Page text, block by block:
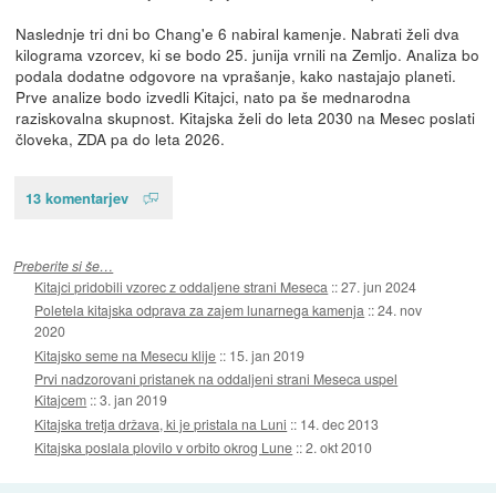
Naslednje tri dni bo Chang'e 6 nabiral kamenje. Nabrati želi dva
kilograma vzorcev, ki se bodo 25. junija vrnili na Zemljo. Analiza bo
podala dodatne odgovore na vprašanje, kako nastajajo planeti.
Prve analize bodo izvedli Kitajci, nato pa še mednarodna
raziskovalna skupnost. Kitajska želi do leta 2030 na Mesec poslati
človeka, ZDA pa do leta 2026.
13 komentarjev
Preberite si še…
Kitajci pridobili vzorec z oddaljene strani Meseca ::27. jun 2024
Poletela kitajska odprava za zajem lunarnega kamenja ::24. nov
2020
Kitajsko seme na Mesecu klije :: 15. jan 2019
Prvi nadzorovani pristanek na oddaljeni strani Meseca uspel
Kitajcem ::3. jan 2019
Kitajska tretja država, ki je pristala na Luni :: 14. dec 2013
Kitajska poslala plovilo v orbito okrog Lune ::2. okt 2010